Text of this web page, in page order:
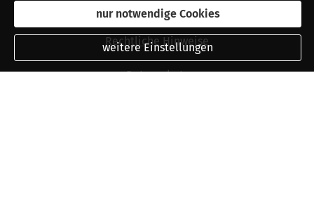
Impressum
Rechtliche Hinweise
Datenschutz
nur notwendige Cookies
weitere Einstellungen